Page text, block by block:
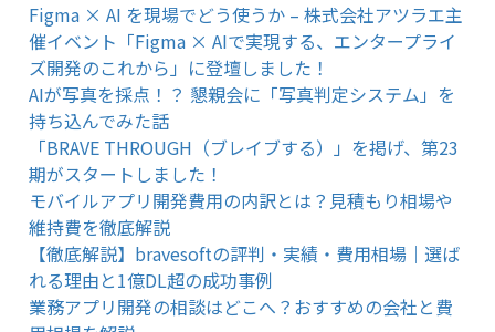
Figma × AI を現場でどう使うか – 株式会社アツラエ主
催イベント「Figma × AIで実現する、エンタープライ
ズ開発のこれから」に登壇しました！
AIが写真を採点！？ 懇親会に「写真判定システム」を
持ち込んでみた話
「BRAVE THROUGH（ブレイブする）」を掲げ、第23
期がスタートしました！
モバイルアプリ開発費用の内訳とは？見積もり相場や
維持費を徹底解説
【徹底解説】bravesoftの評判・実績・費用相場｜選ば
れる理由と1億DL超の成功事例
業務アプリ開発の相談はどこへ？おすすめの会社と費